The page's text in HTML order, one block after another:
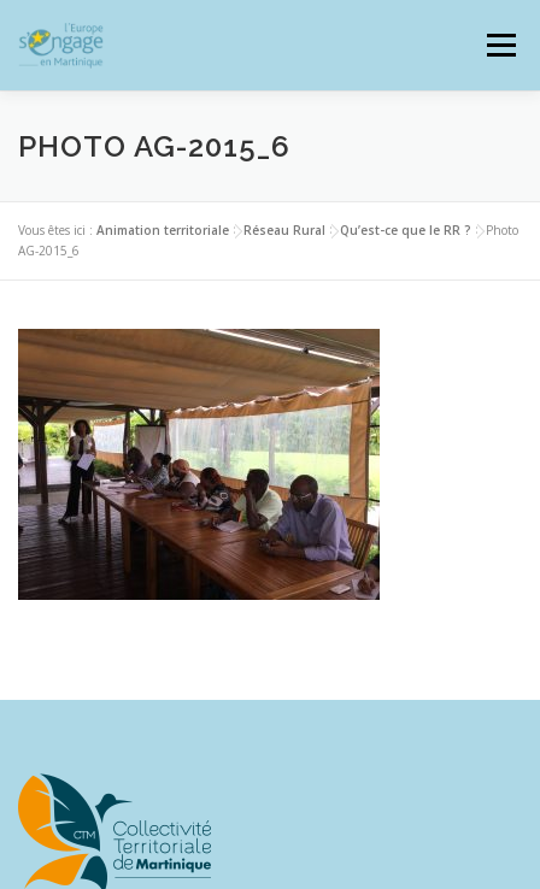
contenu
Menu
PROGRAMMES J’AI UN PROJET
RESSOURCES DOCUMENTAIRES ZOOM EUROPE
SIGNALER UNE FRAUDE
PHOTO AG-2015_6
Vous êtes ici : Animation territoriale >Réseau Rural >Qu’est-ce que le RR ? >Photo
AG-2015_6